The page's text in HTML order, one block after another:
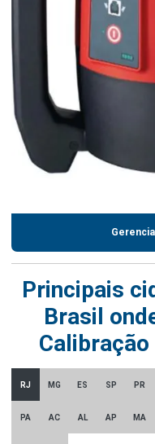
Principais
Brasil
RJ MG ES SP PR
PA AC AL AP MA